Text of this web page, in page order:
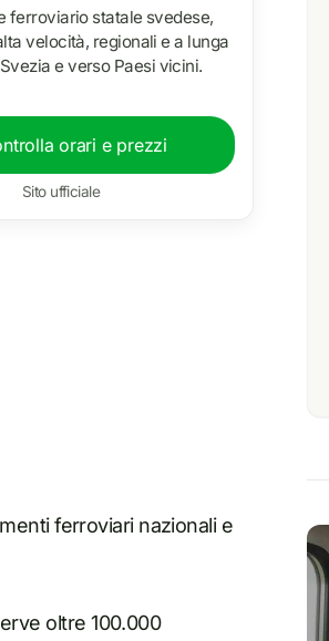
ferroviario statale svedese,
velocità, regionali e a lunga
e verso Paesi vicini.
orari e prezzi
Sito ufficiale
ferroviari nazionali e
oltre 100.000